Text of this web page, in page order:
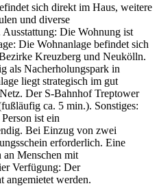
sich direkt im Haus, weitere
und diverse
Die Wohnung ist
Die Wohnanlage befindet sich
Kreuzberg und Neukölln.
als Nacherholungspark in
liegt strategisch im gut
Der S-Bahnhof Treptower
ca. 5 min.). Sonstiges:
ist ein
Bei Einzug von zwei
erforderlich. Eine
an Menschen mit
Verfügung: Der
angemietet werden.